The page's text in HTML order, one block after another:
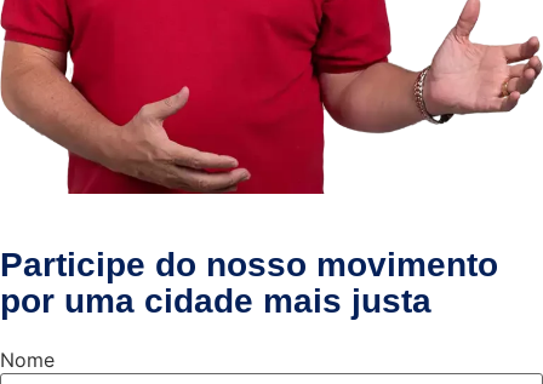
Participe do nosso movimento
por uma cidade mais justa
Nome